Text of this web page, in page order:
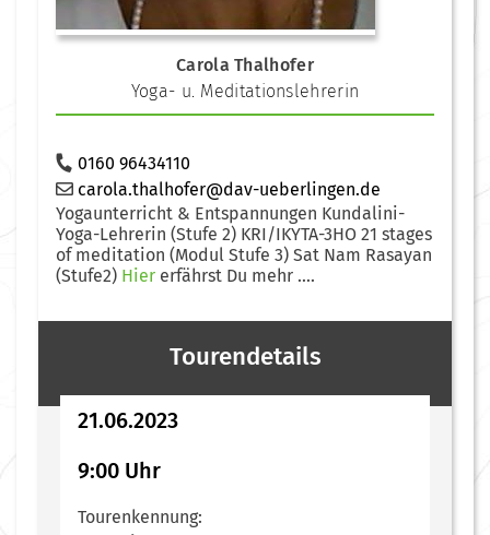
Carola Thalhofer
Yoga- u. Meditationslehrerin
0160 96434110
carola.thalhofer@dav-ueberlingen.de
Yogaunterricht & Entspannungen Kundalini-
Yoga-Lehrerin (Stufe 2) KRI/IKYTA-3HO 21 stages
of meditation (Modul Stufe 3) Sat Nam Rasayan
(Stufe2) Hier erfährst Du mehr ....
Tourendetails
21.06.2023
9:00 Uhr
Tourenkennung: